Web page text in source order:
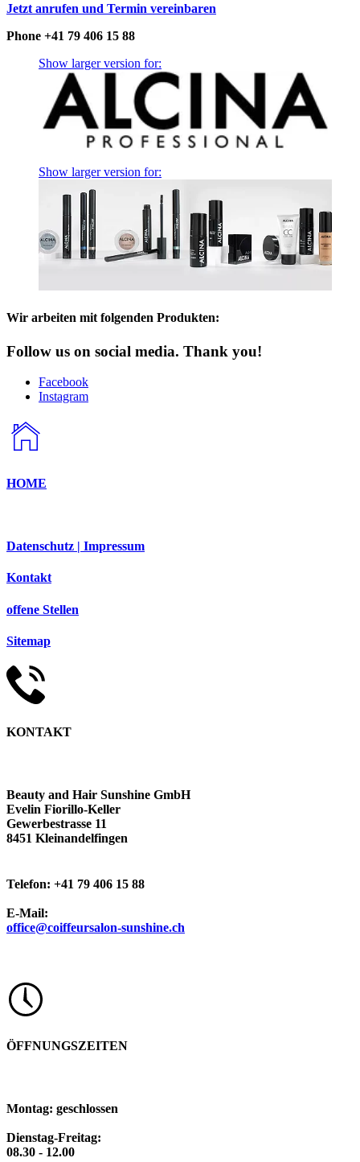
Jetzt anrufen und Termin vereinbaren
Phone +41 79 406 15 88
Show larger version for:
Show larger version for:
Wir arbeiten mit folgenden Produkten:
Follow us on social media. Thank you!
Facebook
Instagram
HOME
Datenschutz | Impressum
Kontakt
offene Stellen
Sitemap
KONTAKT
Beauty and Hair Sunshine GmbH
Evelin Fiorillo-Keller
Gewerbestrasse 11
8451 Kleinandelfingen
Telefon: +41 79 406 15 88
E-Mail:
office@coiffeursalon-sunshine.ch
ÖFFNUNGSZEITEN
Montag: geschlossen
Dienstag-Freitag:
08.30 - 12.00